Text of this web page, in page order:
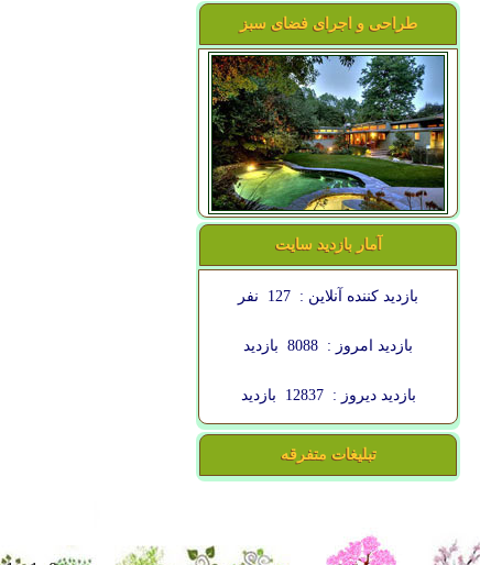
طراحی و اجرای فضای سبز
آمار بازدید سایت
بازدید کننده آنلاین : 127 نفر
بازدید امروز : 8088 بازدید
بازدید دیروز : 12837 بازدید
تبلیغات متفرقه